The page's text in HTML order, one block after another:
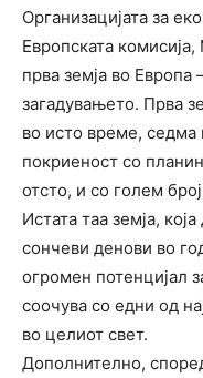
Организацијата за
Европската
прва земја во Европа
загадувањето. Прва
во исто време, седма
покриеност со
отсто, и со голем
Истата таа земја,
сончеви денови во
огромен потенцијал
соочува со едни од
во целиот свет.
Дополнително,